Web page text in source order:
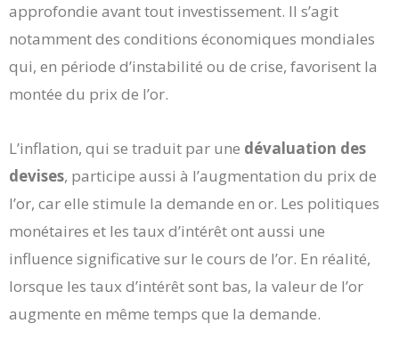
approfondie avant tout investissement. Il s’agit
notamment des conditions économiques mondiales
qui, en période d’instabilité ou de crise, favorisent la
montée du prix de l’or.
L’inflation, qui se traduit par une dévaluation des
devises, participe aussi à l’augmentation du prix de
l’or, car elle stimule la demande en or. Les politiques
monétaires et les taux d’intérêt ont aussi une
influence significative sur le cours de l’or. En réalité,
lorsque les taux d’intérêt sont bas, la valeur de l’or
augmente en même temps que la demande.